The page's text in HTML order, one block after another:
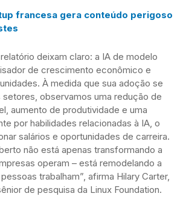
francesa gera conteúdo perigoso
deixam claro: a IA de modelo
de crescimento econômico e
À medida que sua adoção se
observamos uma redução de
aumento de produtividade e uma
por habilidades relacionadas à IA, o
salários e oportunidades de carreira.
não está apenas transformando a
operam – está remodelando a
trabalham”, afirma Hilary Carter,
de pesquisa da Linux Foundation.